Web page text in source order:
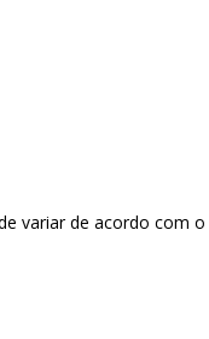
variar de acordo com